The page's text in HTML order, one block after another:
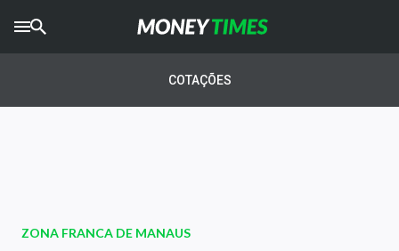
AGROTIMES
Newsletters
COTAÇÕES
ZONA FRANCA DE MANAUS